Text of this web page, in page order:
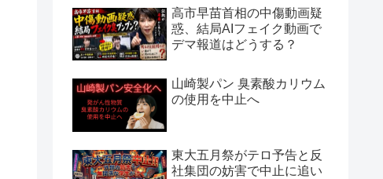
高市早苗首相の中傷動画疑
惑、結局AIフェイク動画で
デマ報道はどうする？
山崎製パン 臭素酸カリウム
の使用を中止へ
東大五月祭がテロ予告と反
社集団の妨害で中止に追い